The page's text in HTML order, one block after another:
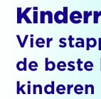
Vier
de